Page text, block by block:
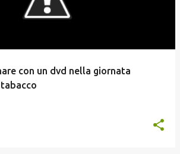
con un dvd nella giornata